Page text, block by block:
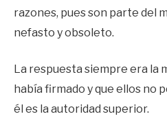
razones, pues son parte del
nefasto y obsoleto.
La respuesta siempre era la
había firmado y que ellos no
él es la autoridad superior.